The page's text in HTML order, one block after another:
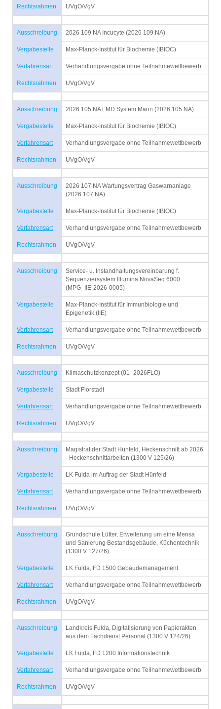
Rechtsrahmen UVgO/VgV
Ausschreibung 2026 109 NA Incucyte (2026 109 NA)
Vergabestelle Max-Planck-Institut für Biochemie (IBIOC)
Verfahrensart Verhandlungsvergabe ohne Teilnahmewettbewerb
Rechtsrahmen UVgO/VgV
Ausschreibung 2026 105 NA LMD System Mann (2026 105 NA)
Vergabestelle Max-Planck-Institut für Biochemie (IBIOC)
Verfahrensart Verhandlungsvergabe ohne Teilnahmewettbewerb
Rechtsrahmen UVgO/VgV
Ausschreibung
2026 107 NA Wartungsvertrag Gaswarnanlage
(2026 107 NA)
Vergabestelle Max-Planck-Institut für Biochemie (IBIOC)
Verfahrensart Verhandlungsvergabe ohne Teilnahmewettbewerb
Rechtsrahmen UVgO/VgV
Ausschreibung
Service- u. Instandhaltungsvereinbarung f.
Sequenziersystem Illumina NovaSeq 6000
(MPG_IIE-2026-0005)
Vergabestelle
Max-Planck-Institut für Immunbiologie und
Epigenetik (IIE)
Verfahrensart Verhandlungsvergabe ohne Teilnahmewettbewerb
Rechtsrahmen UVgO/VgV
Ausschreibung Klimaschutzkonzept (01_2026FLO)
Vergabestelle Stadt Florstadt
Verfahrensart Verhandlungsvergabe ohne Teilnahmewettbewerb
Rechtsrahmen UVgO/VgV
Ausschreibung
Magistrat der Stadt Hünfeld, Heckenschnitt ab 2026
- Heckenschnittarbeiten (1300 V 125/26)
Vergabestelle LK Fulda im Auftrag der Stadt Hünfeld
Verfahrensart Verhandlungsvergabe ohne Teilnahmewettbewerb
Rechtsrahmen UVgO/VgV
Ausschreibung
Grundschule Lütter, Erweiterung um eine Mensa
und Sanierung Bestandsgebäude, Küchentechnik
(1300 V 127/26)
Vergabestelle LK Fulda, FD 1500 Gebäudemanagement
Verfahrensart Verhandlungsvergabe ohne Teilnahmewettbewerb
Rechtsrahmen UVgO/VgV
Ausschreibung
Landkreis Fulda, Digitalisierung von Papierakten
aus dem Fachdienst Personal (1300 V 124/26)
Vergabestelle LK Fulda, FD 1200 Informationstechnik
Verfahrensart Verhandlungsvergabe ohne Teilnahmewettbewerb
Rechtsrahmen UVgO/VgV